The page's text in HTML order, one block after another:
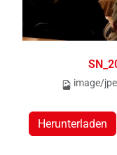
image/
Herunterladen